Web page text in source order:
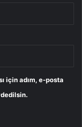
için adım, e-posta